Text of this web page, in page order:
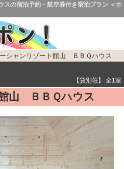
の宿泊予約・航空券付き宿泊プラン ＜ホ
シャンリゾート館山 ＢＢＱハウス
【貸別荘】 全1室
山 ＢＢＱハウス